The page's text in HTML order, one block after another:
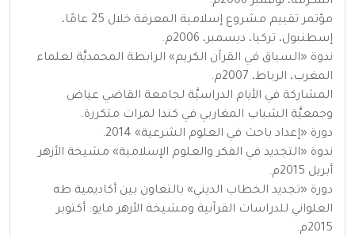
مؤتمر تقييم مشروع إسلامية المعرفة خلال 25 عامًا،
إسطنبول، تركيا، ديسمبر، 2006م.
ندوة «السياق في القرآن الكريم» الرابطة المحمديَّة لعلماء
المغرب، الرباط، 2007م.
المشاركة في الأيام الدراسيَّة لجامعة القاضي عياض
وجمعيَّة الشباب المغاربي في كندا لمرات متكررة.
دورة «إعداد باحث في العلوم الشرعية» 2014.
ندوة «التجديد في الفكر والعلوم الإسلامية» مشيخة الأزهر
أبريل 2015م.
دورة «تجديد الخطاب الديني» بالتعاون بين أكاديمية طه
العلواني للدراسات القرآنية ومشيخة الأزهر مايو: أكتوبر
2015م.